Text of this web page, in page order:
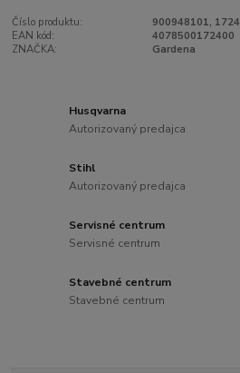
Číslo produktu:
900948101, 1724
EAN kód:
4078500172400
ZNAČKA:
Gardena
Husqvarna
Autorizovaný predajca
Stihl
Autorizovaný predajca
Servisné centrum
Servisné centrum
Stavebné centrum
Stavebné centrum